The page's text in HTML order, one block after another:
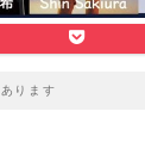
ります